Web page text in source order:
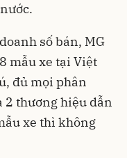
số bán, MG
mẫu xe tại Việt
đủ mọi phân
2 thương hiệu dẫn
xe thì không